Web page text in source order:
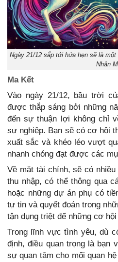
Ngày 21/12 sắp tới hứa hẹn sẽ là
Nhân
Ma Kết
Vào ngày 21/12, bầu trời
được thắp sáng bởi những
đến sự thuận lợi không chỉ
sự nghiệp. Bạn sẽ có cơ hội
xuất sắc và khéo léo vượt
nhanh chóng đạt được các
Về mặt tài chính, sẽ có
thu nhập, có thể thông qua
hoặc những dự án phụ có
tự tin và quyết đoán trong
tận dụng triệt để những cơ hội
Trong lĩnh vực tình yêu, dù
định, điều quan trọng là bạn
sự quan tâm cho mối quan